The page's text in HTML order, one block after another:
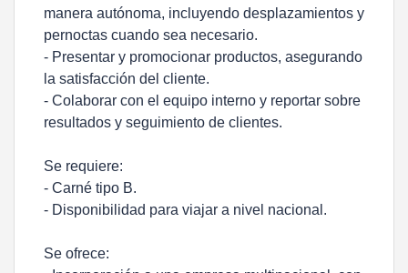
manera autónoma, incluyendo desplazamientos y
pernoctas cuando sea necesario.
- Presentar y promocionar productos, asegurando
la satisfacción del cliente.
- Colaborar con el equipo interno y reportar sobre
resultados y seguimiento de clientes.
Se requiere:
- Carné tipo B.
- Disponibilidad para viajar a nivel nacional.
Se ofrece: